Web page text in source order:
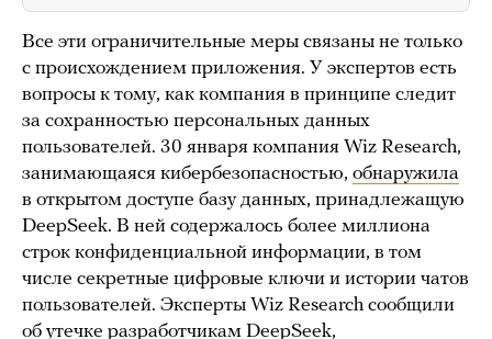
Все эти ограничительные меры связаны не только
с происхождением приложения. У экспертов есть
вопросы к тому, как компания в принципе следит
за сохранностью персональных данных
пользователей. 30 января компания Wiz Research,
занимающаяся кибербезопасностью, обнаружила
в открытом доступе базу данных, принадлежащую
DeepSeek. В ней содержалось более миллиона
строк конфиденциальной информации, в том
числе секретные цифровые ключи и истории чатов
пользователей. Эксперты Wiz Research сообщили
об утечке разработчикам DeepSeek,